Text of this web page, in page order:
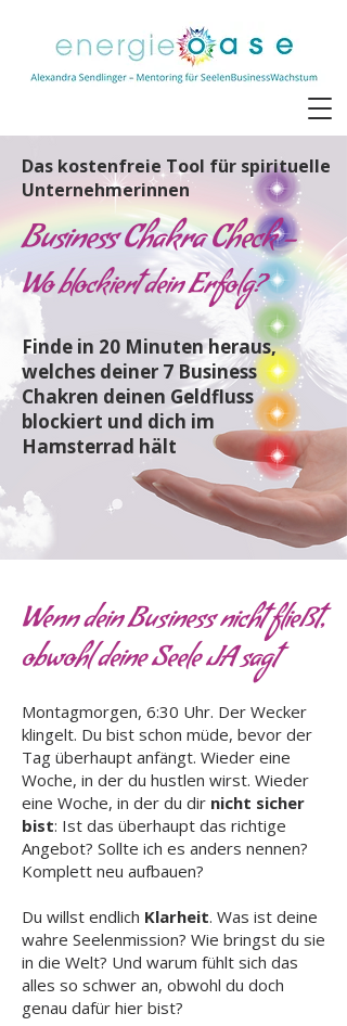
Das kostenfreie Tool für spirituelle
Unternehmerinnen
Business Chakra Check –
Wo blockiert dein Erfolg?
Finde in 20 Minuten heraus,
welches deiner 7 Business
Chakren deinen Geldfluss
blockiert und dich im
Hamsterrad hält
Wenn dein Business nicht fließt,
obwohl deine Seele JA sagt
Montagmorgen, 6:30 Uhr. Der Wecker
klingelt. Du bist schon müde, bevor der
Tag überhaupt anfängt. Wieder eine
Woche, in der du hustlen wirst. Wieder
eine Woche, in der du dir nicht sicher
bist: Ist das überhaupt das richtige
Angebot? Sollte ich es anders nennen?
Komplett neu aufbauen?
Du willst endlich Klarheit. Was ist deine
wahre Seelenmission? Wie bringst du sie
in die Welt? Und warum fühlt sich das
alles so schwer an, obwohl du doch
genau dafür hier bist?